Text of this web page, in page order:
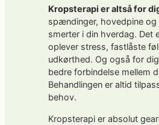
Kropsterapi er altså for
spændinger, hovedpine og
smerter i din hverdag. Det
oplever stress, fastlåste
udkørthed. Og også for
bedre forbindelse mellem
Behandlingen er altid
behov.
Kropsterapi er absolut